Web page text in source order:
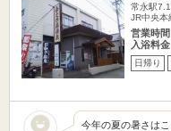
常永駅
JR中央本
営業時
入浴料
日帰り
今年の夏の暑さは